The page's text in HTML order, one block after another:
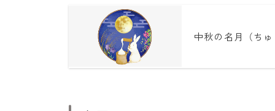
中秋の名月（ちゅ